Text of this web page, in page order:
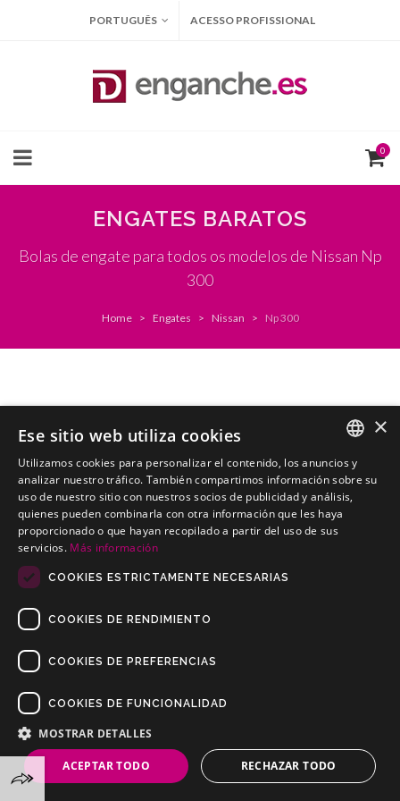
PORTUGUÊS ACESSO PROFISSIONAL
0
ENGATES BARATOS
Bolas de engate para todos os modelos de Nissan Np
300
Home Engates Nissan Np 300
NISSAN NP 300 Pick-up
Engates baratos para NISSAN NP 300 Pick-up
Copyrights © 2019 Todos os direitos reservados Dilusur, S.L.
Condições de venda /
Política de privacidade
/Política de Cookies
SPANISH
PORTUGUESE
×
Ese sitio web utiliza cookies
Utilizamos cookies para personalizar el contenido, los anuncios y
analizar nuestro tráfico. También compartimos información sobre su
uso de nuestro sitio con nuestros socios de publicidad y análisis,
quienes pueden combinarla con otra información que les haya
proporcionado o que hayan recopilado a partir del uso de sus
servicios. Más información
COOKIES ESTRICTAMENTE NECESARIAS
COOKIES DE RENDIMIENTO
COOKIES DE PREFERENCIAS
COOKIES DE FUNCIONALIDAD
MOSTRAR DETALLES
ACEPTAR TODO RECHAZAR TODO